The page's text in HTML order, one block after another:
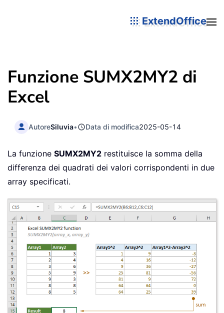
ExtendOffice
Funzione SUMX2MY2 di
Excel
AutoreSiluvia• Data di modifica2025-05-14
La funzione SUMX2MY2 restituisce la somma della
differenza dei quadrati dei valori corrispondenti in due
array specificati.